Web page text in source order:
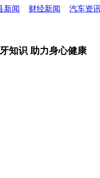
新闻 财经新闻
汽车资
知识 助力身心健康